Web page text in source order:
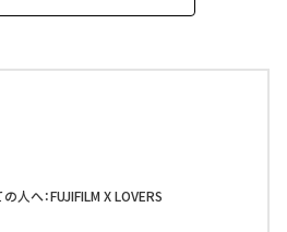
人へ：FUJIFILM X LOVERS